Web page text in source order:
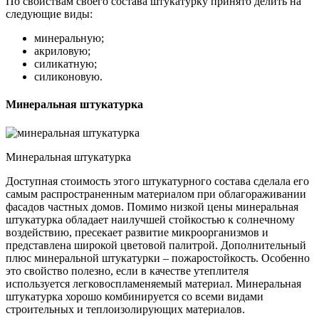
следующие виды:
минеральную;
акриловую;
силикатную;
силиконовую.
Минеральная штукатурка
Минеральная штукатурка
Доступная стоимость этого штукатурного состава сделала его
самым распространенным материалом при облагораживании
фасадов частных домов. Помимо низкой цены минеральная
штукатурка обладает наилучшей стойкостью к солнечному
воздействию, пресекает развитие микроорганизмов и
представлена широкой цветовой палитрой. Дополнительный
плюс минеральной штукатурки – пожаростойкость. Особенно
это свойство полезно, если в качестве утеплителя
используется легковоспламеняемый материал. Минеральная
штукатурка хорошо комбинируется со всеми видами
строительных и теплоизолирующих материалов.